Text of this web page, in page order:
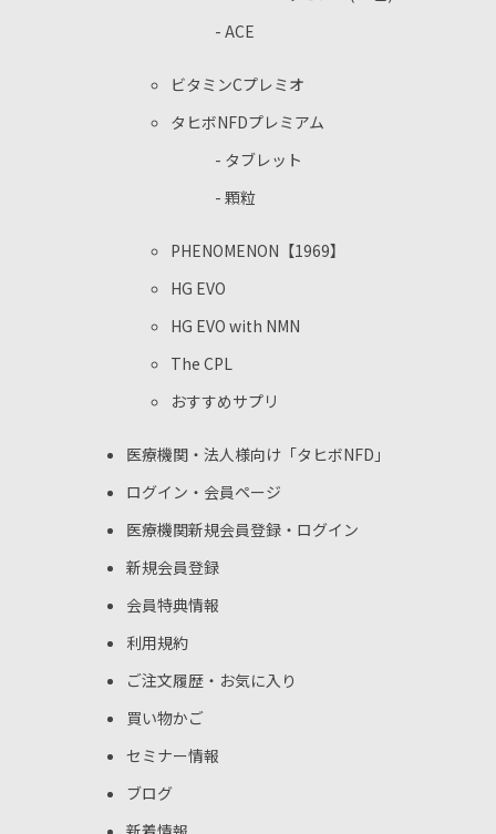
- ACE
ビタミンCプレミオ
タヒボNFDプレミアム
- タブレット
- 顆粒
PHENOMENON【1969】
HG EVO
HG EVO with NMN
The CPL
おすすめサプリ
医療機関・法人様向け 「タヒボNFD」
ログイン・会員ページ
医療機関新規会員登録・ログイン
新規会員登録
会員特典情報
利用規約
ご注文履歴・お気に入り
買い物かご
セミナー情報
ブログ